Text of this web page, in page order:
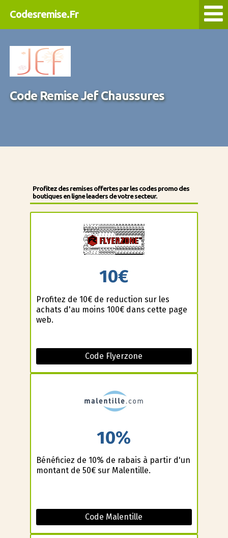
Codesremise.Fr
Code Remise Jef Chaussures
Profitez des remises offertes par les codes promo des
boutiques en ligne leaders de votre secteur.
10€
Profitez de 10€ de reduction sur les
achats d'au moins 100€ dans cette page
web.
Code Flyerzone
10%
Bénéficiez de 10% de rabais à partir d'un
montant de 50€ sur Malentille.
Code Malentille